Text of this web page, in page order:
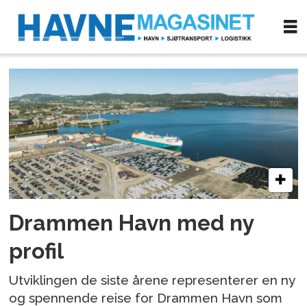
Tag:
identitet
Drammen Havn med ny
profil
Utviklingen de siste årene representerer en ny
og spennende reise for Drammen Havn som